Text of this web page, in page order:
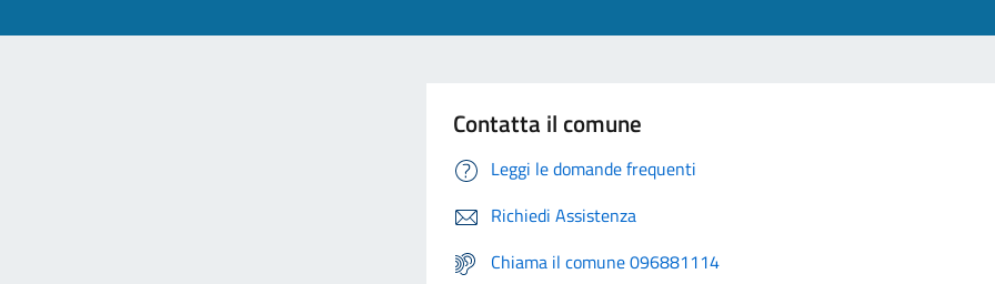
Contatta il comune
Leggi le domande frequenti
Richiedi Assistenza
Chiama il comune 096881114